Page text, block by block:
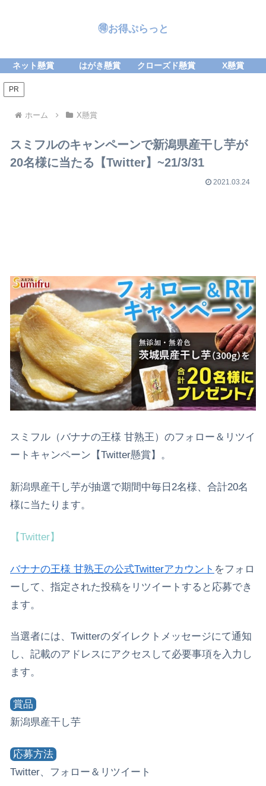
🉐お得ぷらっと
ネット懸賞 はがき懸賞 クローズド懸賞 X懸賞
PR
ホーム X懸賞
スミフルのキャンペーンで新潟県産干し芋が
20名様に当たる【Twitter】~21/3/31
2021.03.24
スミフル（バナナの王様 甘熟王）のフォロー＆リツイ
ートキャンペーン【Twitter懸賞】。
新潟県産干し芋が抽選で期間中毎日2名様、合計20名
様に当たります。
【Twitter】
バナナの王様 甘熟王の公式Twitterアカウント をフォロ
ーして、指定された投稿をリツイートすると応募でき
ます。
当選者には、Twitterのダイレクトメッセージにて通知
し、記載のアドレスにアクセスして必要事項を入力し
ます。
賞品
新潟県産干し芋
応募方法
Twitter、フォロー＆リツイート